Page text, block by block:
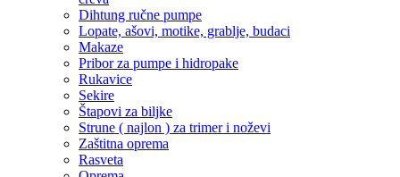
Dihtung ručne pumpe
Lopate, ašovi, motike, grablje, budaci
Makaze
Pribor za pumpe i hidropake
Rukavice
Sekire
Štapovi za biljke
Strune ( najlon ) za trimer i noževi
Zaštitna oprema
Rasveta